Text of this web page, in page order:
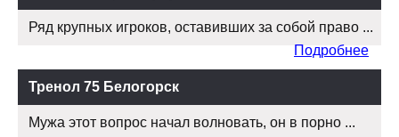
Ряд крупных игроков, оставивших за собой право ...
Подробнее
Тренол 75 Белогорск
Мужа этот вопрос начал волновать, он в порно ...